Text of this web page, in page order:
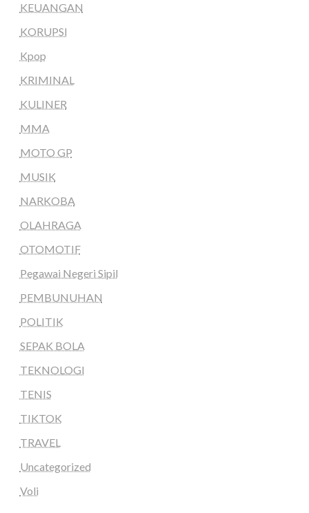
KEUANGAN
KORUPSI
Kpop
KRIMINAL
KULINER
MMA
MOTO GP
MUSIK
NARKOBA
OLAHRAGA
OTOMOTIF
Pegawai Negeri Sipil
PEMBUNUHAN
POLITIK
SEPAK BOLA
TEKNOLOGI
TENIS
TIKTOK
TRAVEL
Uncategorized
Voli